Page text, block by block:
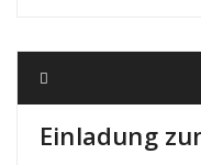
Einladung